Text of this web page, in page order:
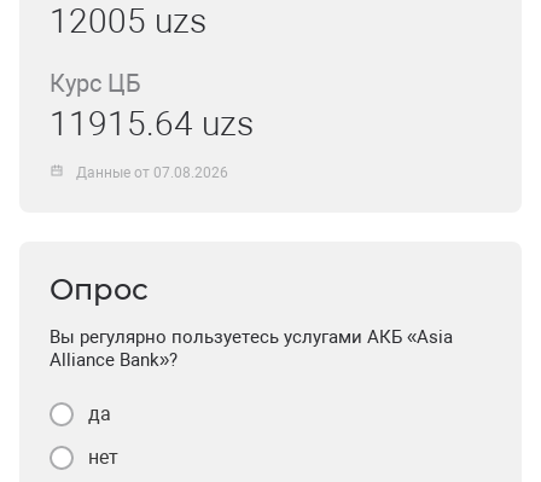
12005 uzs
Курс ЦБ
11915.64 uzs
Данные от 07.08.2026
Опрос
Вы регулярно пользуетесь услугами АКБ «Asia
Alliance Bank»?
да
нет